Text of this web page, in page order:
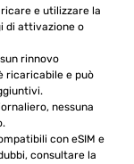
e utilizzare la
di attivazione o
rinnovo
ricaricabile e può
nessuna
con eSIM e
consultare la